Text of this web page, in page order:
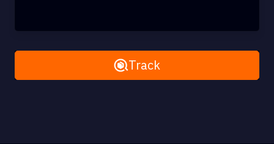
Remove AllTrack